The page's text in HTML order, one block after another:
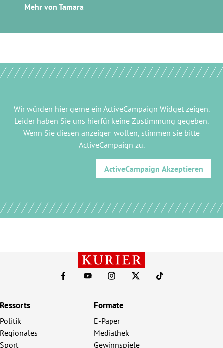
Mehr von Tamara
Wir würden hier gerne ein ActiveCampaign Widgetzeigen.
Leider haben Sie uns hierfür keine Zustimmung gegeben.
Wenn Sie diesen anzeigen wollen, stimmen sie bitte
ActiveCampaign zu.
ActiveCampaign Akzeptieren
Ressorts
Politik
Regionales
Sport
Formate
E-Paper
Mediathek
Gewinnspiele